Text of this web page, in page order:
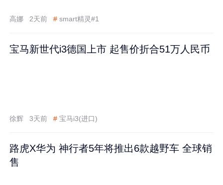
高娜 2天前 # smart精灵#1
宝马新世代i3德国上市 起售价折合51万人民币
徐辉 3天前 # 宝马i3(进口)
路虎X华为 神行者5年将推出6款越野车 全球销
售